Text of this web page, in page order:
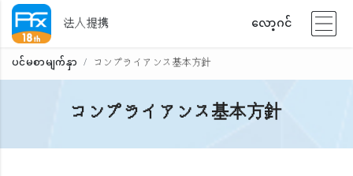
法人提携 လော့ဂင်
ပင်မစာမျက်နှာ コンプライアンス基本方針
コンプライアンス基本方針